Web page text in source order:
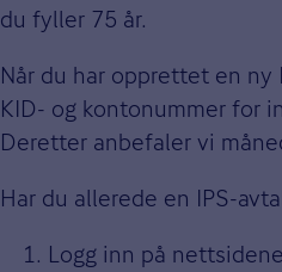
du fyller 75 år.
Når du har opprettet en ny
KID- og kontonummer for
Deretter anbefaler vi
Har du allerede en IPS-
Logg inn på